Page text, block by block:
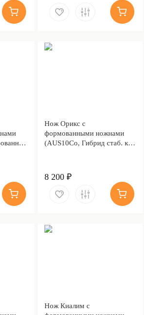
Нож Орикс с
формованными ножнами
(AUS10Co, Гибрид стаб. кап
Stonewash)
8 200 ₽
Нож Киалим с